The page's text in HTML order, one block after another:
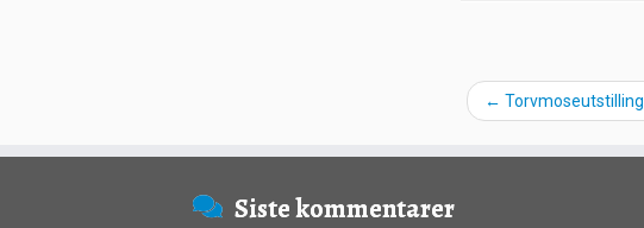
← Torvmoseutstilling
Siste kommentarer